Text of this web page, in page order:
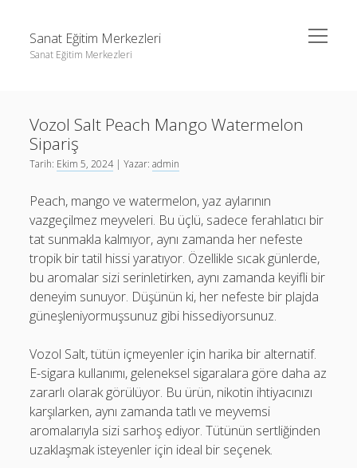
Sanat Eğitim Merkezleri
Sanat Eğitim Merkezleri
menüyü
aç
Sayfa Listesi
Youtube Abone Kasma Ücretsiz
Liste
Youtube Abone Kasma Ücretsiz
Vozol Salt Peach Mango Watermelon
Sipariş
Tarih: Ekim 5, 2024| Yazar:admin
Peach, mango ve watermelon, yaz aylarının
vazgeçilmez meyveleri. Bu üçlü, sadece ferahlatıcı bir
tat sunmakla kalmıyor, aynı zamanda her nefeste
tropik bir tatil hissi yaratıyor. Özellikle sıcak günlerde,
bu aromalar sizi serinletirken, aynı zamanda keyifli bir
deneyim sunuyor. Düşünün ki, her nefeste bir plajda
güneşleniyormuşsunuz gibi hissediyorsunuz.
Vozol Salt, tütün içmeyenler için harika bir alternatif.
E-sigara kullanımı, geleneksel sigaralara göre daha az
zararlı olarak görülüyor. Bu ürün, nikotin ihtiyacınızı
karşılarken, aynı zamanda tatlı ve meyvemsi
aromalarıyla sizi sarhoş ediyor. Tütünün sertliğinden
uzaklaşmak isteyenler için ideal bir seçenek.